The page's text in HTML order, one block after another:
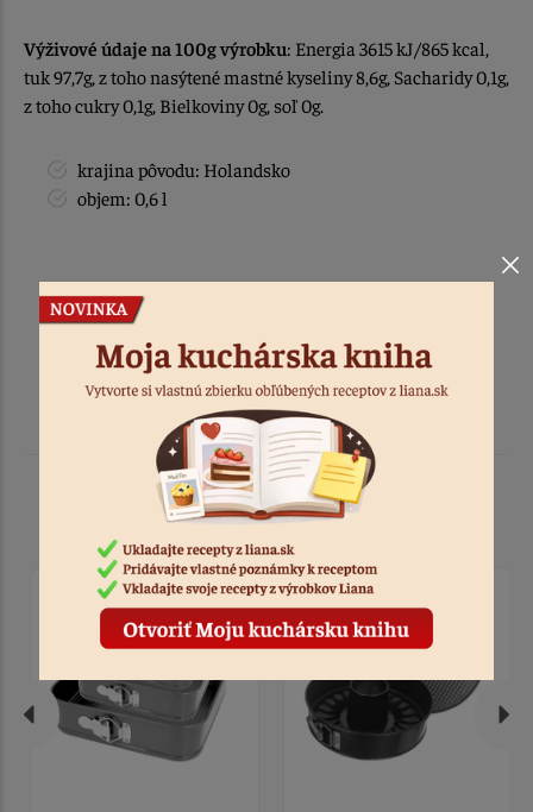
Výživové údaje na 100g výrobku: Energia 3615 kJ/865 kcal,
tuk 97,7g, z toho nasýtené mastné kyseliny 8,6g, Sacharidy 0,1g,
z toho cukry 0,1g, Bielkoviny 0g, soľ 0g.
krajina pôvodu: Holandsko
objem: 0,6 l
Podobné produkty